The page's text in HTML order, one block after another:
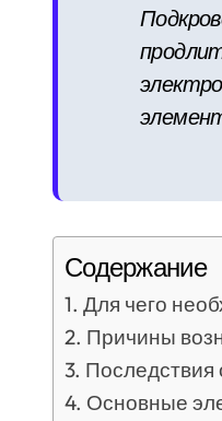
Содержание
Для чего
Причины
Последствия
Основные